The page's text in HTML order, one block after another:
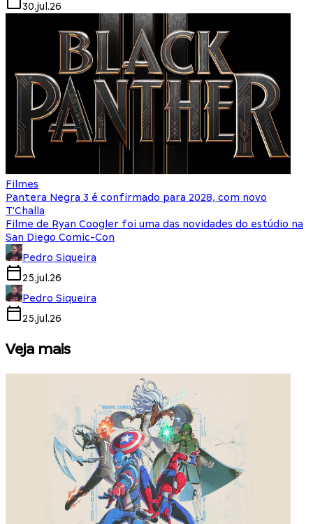
30.jul.26
Filmes
Pantera Negra 3 é confirmado para 2028, com novo
T'Challa
Filme de Ryan Coogler foi uma das novidades do estúdio na
San Diego Comic-Con
Pedro Siqueira
25.jul.26
Pedro Siqueira
25.jul.26
Veja mais